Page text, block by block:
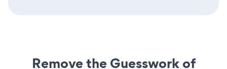
Remove the Guesswork of